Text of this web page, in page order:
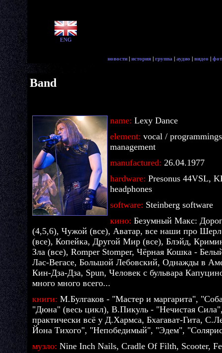
ENG
новости | история | группа | аудио | видео |
Band
name: Lexy Dance
element: vocal /
management
manufactured: 26.04.1977
hardware: Presonus 44VSL,
headphones
software: Steinberg software
кино: Безумный Макс:
(4,5,6), Чужой (все), Аватар, все наши про
(все), Копейка, Другой Мир (все), Блэйд,
Зла (все), Romper Stomper, Чёрная Кошка -
Лас-Вегасе, Большой Лебовский, Однажды в
Кин-Дза-Дза, Spun, Человек с бульвара
много много всего...
книги: М.Булгаков - "Мастер и маргарита",
"Дюна" (весь цикл), В.Пикуль - "Нечистая
практически всё у Д.Хармса, Бхагават-Гита,
Йона Тихого", "Непобедимый", "Эдем",
музло: Nine Inch Nails, Cradle Of Filth, Scooter,